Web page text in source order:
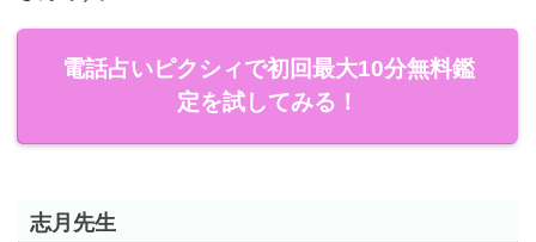
電話占いピクシィで初回最大10分無料鑑
定を試してみる！
志月先生